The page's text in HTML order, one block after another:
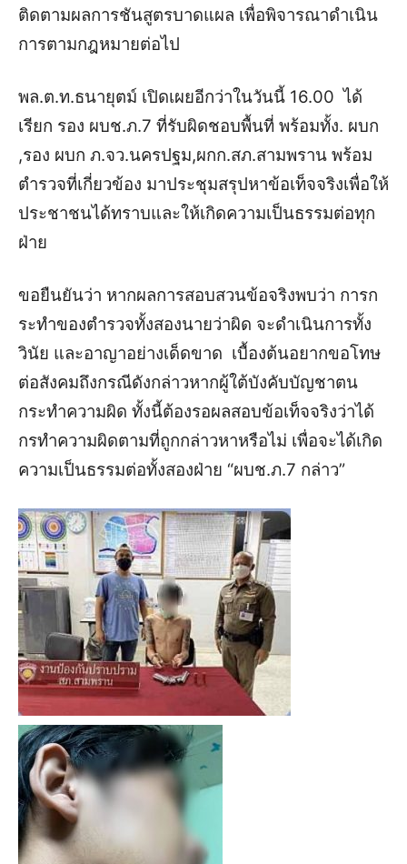
ติดตามผลการชันสูตรบาดแผล เพื่อพิจารณาดำเนิน
การตามกฎหมายต่อไป
พล.ต.ท.ธนายุตม์ เปิดเผยอีกว่าในวันนี้ 16.00 ได้
เรียก รอง ผบช.ภ.7 ที่รับผิดชอบพื้นที่ พร้อมทั้ง. ผบก
,รอง ผบก ภ.จว.นครปฐม,ผกก.สภ.สามพราน พร้อม
ตำรวจที่เกี่ยวข้อง มาประชุมสรุปหาข้อเท็จจริงเพื่อให้
ประชาชนได้ทราบและให้เกิดความเป็นธรรมต่อทุก
ฝ่าย
ขอยืนยันว่า หากผลการสอบสวนข้อจริงพบว่า การก
ระทำของตำรวจทั้งสองนายว่าผิด จะดำเนินการทั้ง
วินัย และอาญาอย่างเด็ดขาด เบื้องต้นอยากขอโทษ
ต่อสังคมถึงกรณีดังกล่าวหากผู้ใต้บังคับบัญชาตน
กระทำความผิด ทั้งนี้ต้องรอผลสอบข้อเท็จจริงว่าได้
กรทำความผิดตามที่ถูกกล่าวหาหรือไม่ เพื่อจะได้เกิด
ความเป็นธรรมต่อทั้งสองฝ่าย “ผบช.ภ.7 กล่าว”